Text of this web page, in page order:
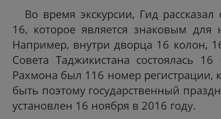
Во время экскурсии, Гид
16, которое является знаковым для
Например, внутри дворца 16 колон,
Совета Таджикистана состоялась
Рахмона был 116 номер регистрации,
быть поэтому государственный
установлен 16 ноября в 2016 году.